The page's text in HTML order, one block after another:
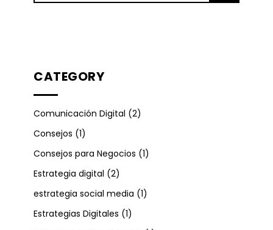
CATEGORY
Comunicación Digital (2)
Consejos (1)
Consejos para Negocios (1)
Estrategia digital (2)
estrategia social media (1)
Estrategias Digitales (1)